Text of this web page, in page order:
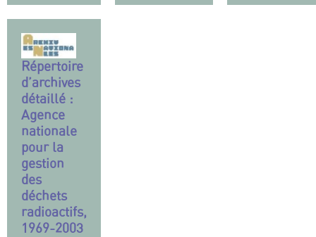
Répertoire
d’archives
détaillé :
Agence
nationale
pour la
gestion
des
déchets
radioactifs,
1969-2003